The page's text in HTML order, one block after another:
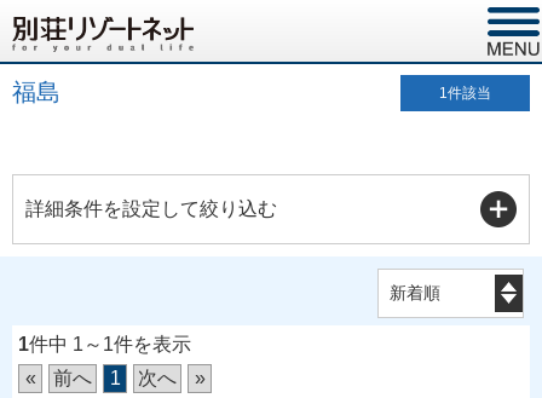
福島 1件該当
詳細条件を設定して絞り込む
1件中 1～1件を表示
«
前へ 1 次へ »